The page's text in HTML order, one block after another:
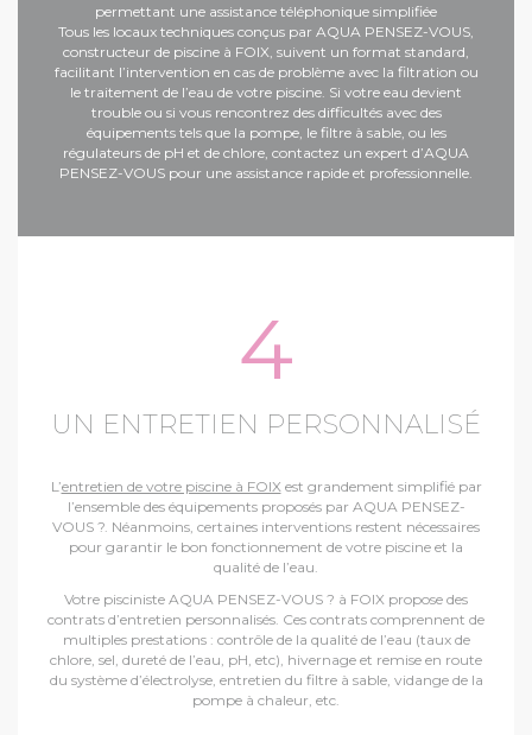
permettant une assistance téléphonique simplifiée
Tous les locaux techniques conçus par AQUA PENSEZ-VOUS,
constructeur de piscine à FOIX , suivent un format standard,
facilitant l’intervention en cas de problème avec la filtration ou
le traitement de l’eau de votre piscine. Si votre eau devient
trouble ou si vous rencontrez des difficultés avec des
équipements tels que la pompe, le filtre à sable, ou les
régulateurs de pH et de chlore, contactez un expert d’AQUA
PENSEZ-VOUS pour une assistance rapide et professionnelle.
4
UN ENTRETIEN PERSONNALISÉ
L’entretien de votre piscine à FOIX est grandement simplifié par
l’ensemble des équipements proposés par AQUA PENSEZ-
VOUS ?. Néanmoins, certaines interventions restent nécessaires
pour garantir le bon fonctionnement de votre piscine et la
qualité de l’eau.
Votre pisciniste AQUA PENSEZ-VOUS ? à FOIX propose des
contrats d’entretien personnalisés. Ces contrats comprennent de
multiples prestations : contrôle de la qualité de l’eau (taux de
chlore, sel, dureté de l’eau, pH, etc), hivernage et remise en route
du système d’électrolyse, entretien du filtre à sable, vidange de la
pompe à chaleur, etc.